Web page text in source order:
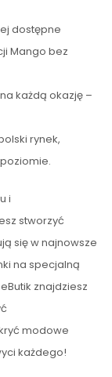
dostępne
Mango bez
każdą okazję –
rynek,
i
stworzyć
się w najnowsze
na specjalną
znajdziesz
modowe
każdego!